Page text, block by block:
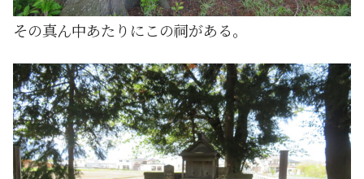
その真ん中あたりにこの祠がある。